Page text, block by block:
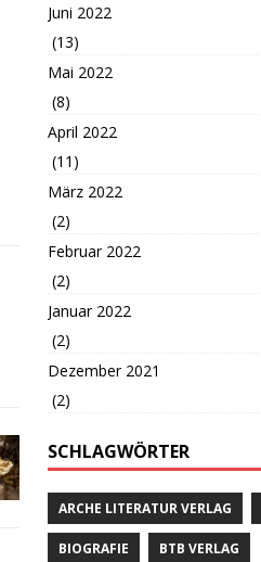
Juni 2022
(13)
Mai 2022
(8)
April 2022
(11)
März 2022
(2)
Februar 2022
(2)
Januar 2022
(2)
Dezember 2021
(2)
SCHLAGWÖRTER
ARCHE LITERATUR VERLAG
BIOGRAFIE BTB VERLAG